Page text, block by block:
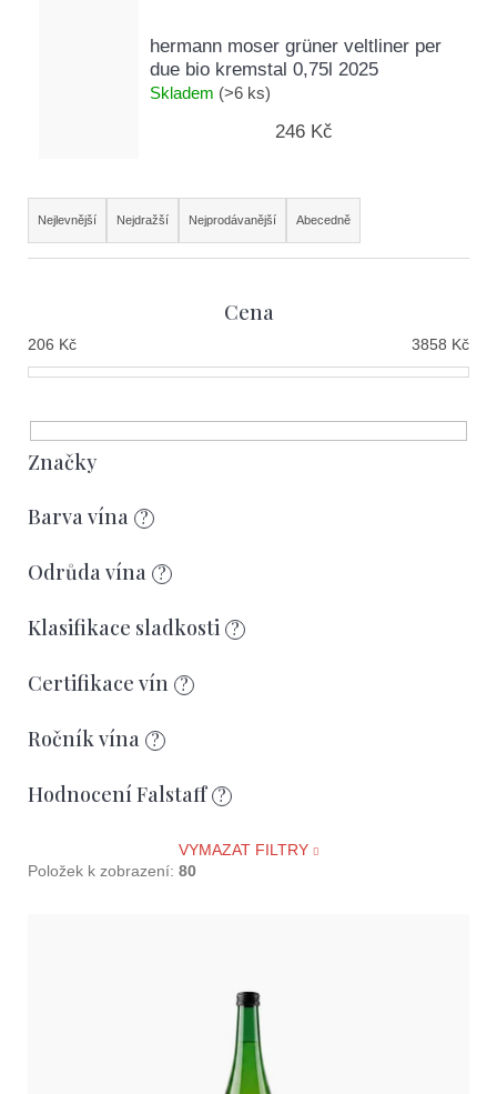
hermann moser grüner veltliner per
due bio kremstal 0,75l 2025
Skladem (>6 ks)
246 Kč
Ř
a
n
p
r
o
u
k
ů
Nejlevnější Nejdražší Nejprodávanější Abecedně
Cena
206 Kč 3858 Kč
Značky
Barva vína ?
Odrůda vína ?
Klasifikace sladkosti ?
Certifikace vín ?
Ročník vína ?
Hodnocení Falstaff ?
VYMAZAT FILTRY
Položek k zobrazení: 80